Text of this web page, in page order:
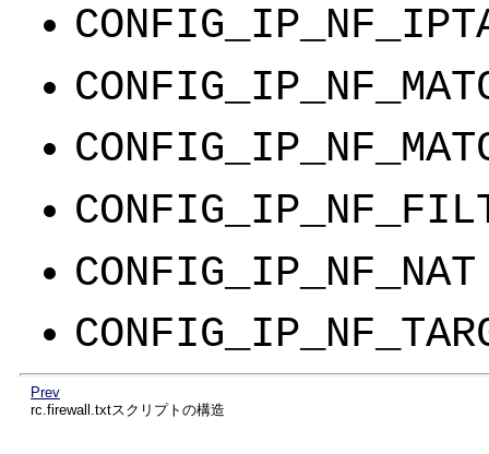
CONFIG_IP_NF_NAT
Prev
rc.firewall.txtスクリプトの構造